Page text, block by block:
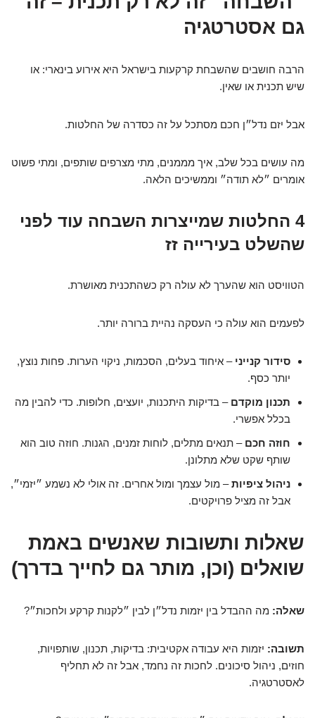
גם אסטרטגיה
הרבה חושבים שהשבחת קרקעות בישראל היא אירוע בינארי: או
שיש תכנית או שאין.
אבל יזם נדל״ן חכם מסתכל על זה כסדרה של החלטות.
מה עושים בכל שלב, איך מממנים, מתי מצרפים שותפים, ומתי פשוט
אומרים ״לא תודה״ וממשיכים הלאה.
4 החלטות שמייצרות השבחה עוד לפני
שהשלט בעירייה זז
הטוויסט הוא שהערך לא עולה רק כשהתכנית מאושרת.
לפעמים הוא עולה כי העסקה נהיית ברורה יותר.
סידור קנייני – איחוד בעלים, הסכמות, ניקוי הערות. פחות נוצץ,
יותר כסף.
תכנון מוקדם – בדיקות היתכנות, יועצים, חלופות. כדי להבין מה
בכלל אפשרי.
חוזה חכם – תנאים מתלים, לוחות זמנים, הגנות. חוזה טוב הוא
שותף שקט שלא מתלונן.
ניהול ציפיות– מול עצמך ומול אחרים. זה אולי לא נשמע ״יזמי״,
אבל זה מציל פרויקטים.
שאלות ותשובות שאנשים באמת
שואלים (וכן, מותר גם לחייך בדרך)
שאלה: מה ההבדל בין יזמות נדל״ן לבין ״לקנות קרקע ולחכות״?
תשובה: יזמות היא עבודה אקטיבית: בדיקות, תכנון, שותפויות,
חוזים, ניהול סיכונים. לחכות זה נחמד, אבל זה לא תחליף
לאסטרטגיה.